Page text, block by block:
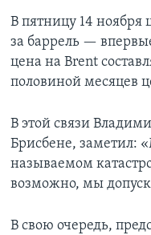
В пятницу 14 ноября
за баррель —
цена на Brent
половиной месяцев
В этой связи
Брисбене, заметил:
называемом
возможно, мы
В свою очередь,